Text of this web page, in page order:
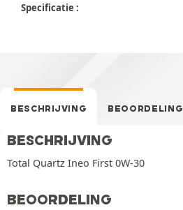
Specificatie :
BESCHRIJVING BEOORDELING
BESCHRIJVING
Total Quartz Ineo First 0W-30
BEOORDELING